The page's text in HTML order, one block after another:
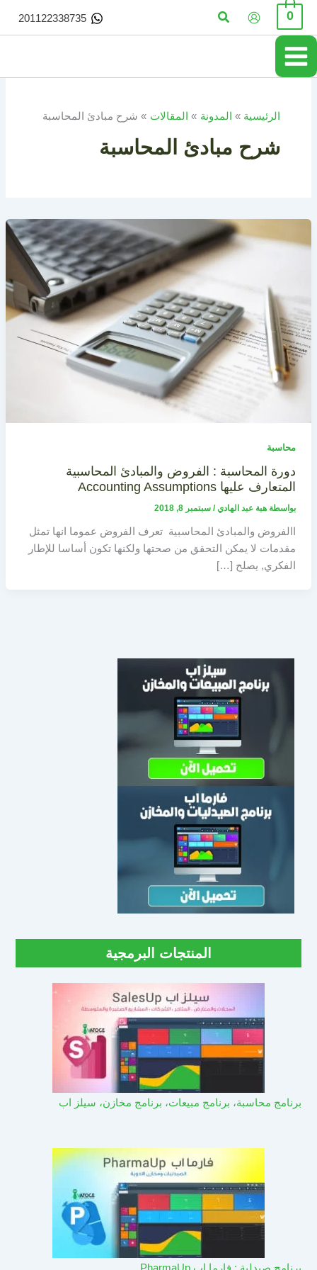
تخطي
المحتوى
0 البحث 201122338735
الرئيسية المدونة المقالات شرح مبادئ المحاسبة
شرح مبادئ المحاسبة
محاسبة
دورة المحاسبة : الفروض والمبادئ المحاسبية
المتعارف عليها Accounting Assumptions
بواسطة هبة عبد الهادي/ سبتمبر 8, 2018
االفروض والمبادئ المحاسبية تعرف الفروض عموما انها تمثل
مقدمات لا يمكن التحقق من صحتها ولكنها تكون أساسا للإطار
الفكري, يصلح […]
المنتجات البرمجية
برنامج محاسبة، برنامج مبيعات، برنامج مخازن، سيلز اب